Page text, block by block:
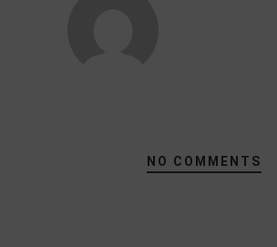
NO COMMENTS